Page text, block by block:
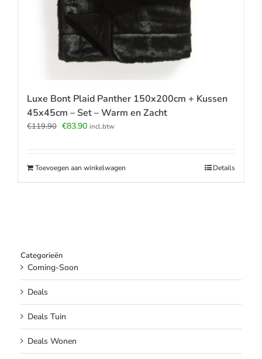
Luxe Bont Plaid Panther 150x200cm + Kussen
45x45cm – Set – Warm en Zacht
€119.90 Oorspronkelijke
€83.90Huidige
incl.btw
Toevoegen aan winkelwagen Details
Categorieën
Coming-Soon
Deals
Deals Tuin
Deals Wonen